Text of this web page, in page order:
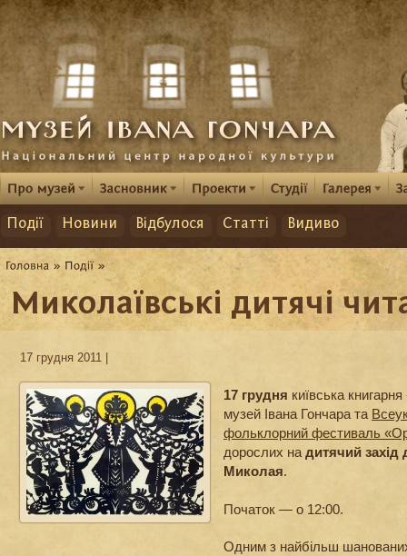
Події Новини Відбулося Статті Видиво
Миколаївські дитячі
17 грудня 2011 |
17 грудня київська
музей Івана Гончара та
фольклорний фестиваль
дорослих на дитячий
Миколая.
Початок — о 12:00.
Одним з найбільш